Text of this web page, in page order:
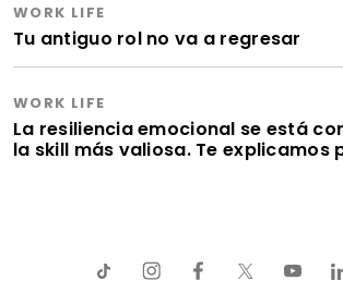
WORK LIFE
Tu antiguo rol no va a regresar
WORK LIFE
La resiliencia emocional se está
la skill más valiosa. Te explicamos